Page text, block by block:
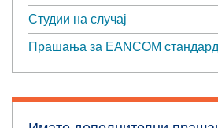
Студии на случај
Прашања за EANCOM